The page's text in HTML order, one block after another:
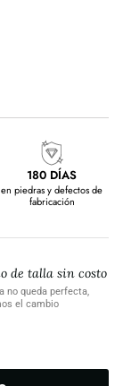
180 DÍAS
en piedras y defectos de
fabricación
de talla sin costo
no queda perfecta,
el cambio